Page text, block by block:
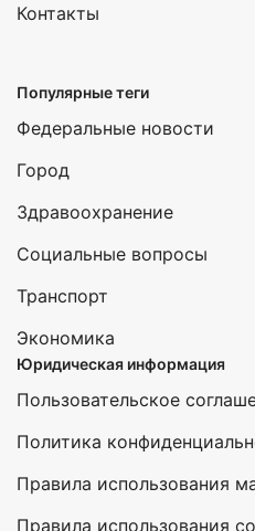
Контакты
Популярные теги
Федеральные новости
Город
Здравоохранение
Социальные вопросы
Транспорт
Экономика
Юридическая информация
Пользовательское
Политика
Правила использования
Правила использования